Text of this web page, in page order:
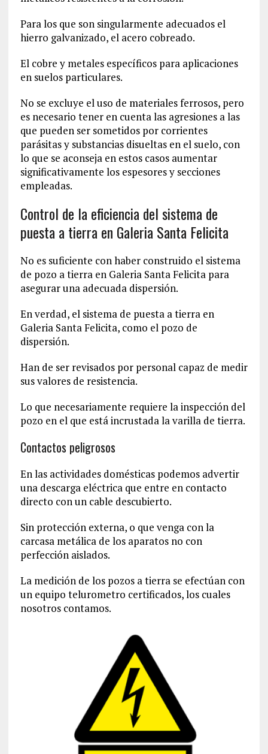
Para los que son singularmente adecuados el
hierro galvanizado, el acero cobreado.
El cobre y metales específicos para aplicaciones
en suelos particulares.
No se excluye el uso de materiales ferrosos, pero
es necesario tener en cuenta las agresiones a las
que pueden ser sometidos por corrientes
parásitas y substancias disueltas en el suelo, con
lo que se aconseja en estos casos aumentar
significativamente los espesores y secciones
empleadas.
Control de la eficiencia del sistema de
puesta a tierra en Galeria Santa Felicita
No es suficiente con haber construido el sistema
de pozo a tierra en Galeria Santa Felicita para
asegurar una adecuada dispersión.
En verdad, el sistema de puesta a tierra en
Galeria Santa Felicita, como el pozo de
dispersión.
Han de ser revisados por personal capaz de medir
sus valores de resistencia.
Lo que necesariamente requiere la inspección del
pozo en el que está incrustada la varilla de tierra.
Contactos peligrosos
En las actividades domésticas podemos advertir
una descarga eléctrica que entre en contacto
directo con un cable descubierto.
Sin protección externa, o que venga con la
carcasa metálica de los aparatos no con
perfección aislados.
La medición de los pozos a tierra se efectúan con
un equipo telurometro certificados, los cuales
nosotros contamos.